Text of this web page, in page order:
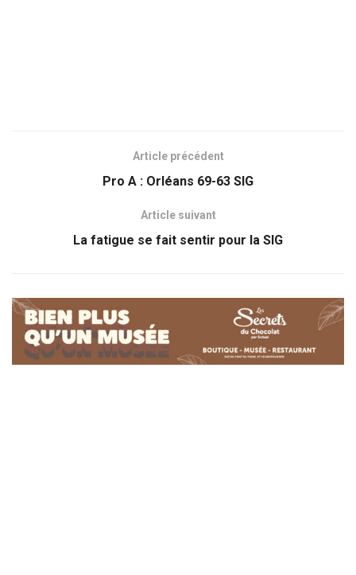
Article précédent
Pro A : Orléans 69-63 SIG
Article suivant
La fatigue se fait sentir pour la SIG